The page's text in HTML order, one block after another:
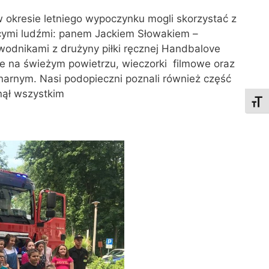
okresie letniego wypoczynku mogli skorzystać z
ludźmi: panem Jackiem Słowakiem –
z drużyny piłki ręcznej Handbalove
na świeżym powietrzu, wieczorki filmowe oraz
Nasi podopieczni poznali również część
wszystkim